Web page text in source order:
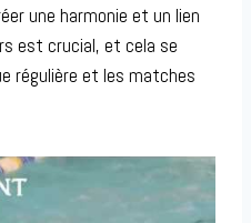
une harmonie et un lien
est crucial, et cela se
régulière et les matches